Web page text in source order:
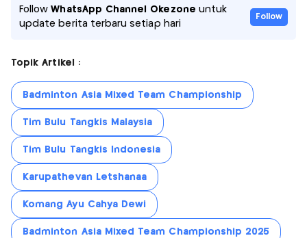
FollowWhatsApp Channel Okezone untuk
update berita terbaru setiap hari
Follow
Topik Artikel :
Badminton Asia Mixed Team Championship
Tim Bulu Tangkis Malaysia
Tim Bulu Tangkis Indonesia
Karupathevan Letshanaa
Komang Ayu Cahya Dewi
Badminton Asia Mixed Team Championship 2025